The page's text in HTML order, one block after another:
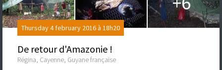
Thursday 4 february 2016 à 18h20
De retour d'Amazonie !
Régina, Cayenne, Guyane française